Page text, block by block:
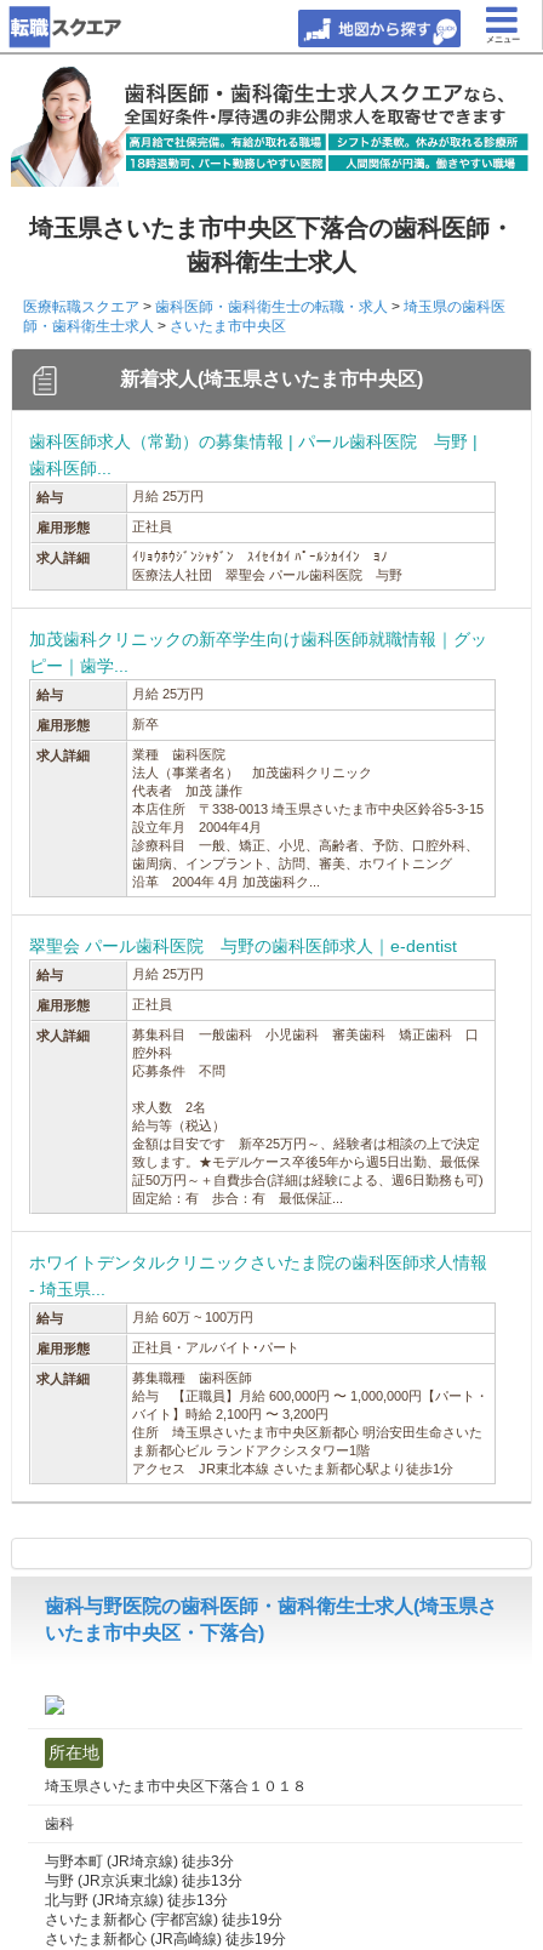
メニュー
埼玉県さいたま市中央区下落合の歯科医師・
歯科衛生士求人
医療転職スクエア > 歯科医師・歯科衛生士の転職・求人 > 埼玉県の歯科医
師・歯科衛生士求人 > さいたま市中央区
新着求人(埼玉県さいたま市中央区)
歯科医師求人（常勤）の募集情報 | パール歯科医院 与野 |
歯科医師...
給与 月給 25万円
雇用形態 正社員
求人詳細
ｲﾘｮｳﾎｳｼﾞﾝｼｬﾀﾞﾝ ｽｲｾｲｶｲ ﾊﾟｰﾙｼｶｲｲﾝ ﾖﾉ
医療法人社団 翠聖会 パール歯科医院 与野
加茂歯科クリニックの新卒学生向け歯科医師就職情報｜グッ
ピー｜歯学...
給与 月給 25万円
雇用形態 新卒
求人詳細
業種 歯科医院
法人（事業者名） 加茂歯科クリニック
代表者 加茂 謙作
本店住所 〒338-0013 埼玉県さいたま市中央区鈴谷5-3-15
設立年月 2004年4月
診療科目 一般、矯正、小児、高齢者、予防、口腔外科、
歯周病、インプラント、訪問、審美、ホワイトニング
沿革 2004年 4月 加茂歯科ク...
翠聖会 パール歯科医院 与野の歯科医師求人｜e-dentist
給与 月給 25万円
雇用形態 正社員
求人詳細
募集科目 一般歯科 小児歯科 審美歯科 矯正歯科 口
腔外科
応募条件 不問
求人数 2名
給与等（税込）
金額は目安です 新卒25万円～、経験者は相談の上で決定
致します。★モデルケース卒後5年から週5日出勤、最低保
証50万円～＋自費歩合(詳細は経験による、週6日勤務も可)
固定給：有 歩合：有 最低保証...
ホワイトデンタルクリニックさいたま院の歯科医師求人情報
- 埼玉県...
給与 月給 60万 ~ 100万円
雇用形態 正社員・アルバイト･パート
求人詳細
募集職種 歯科医師
給与 【正職員】月給 600,000円 〜 1,000,000円【パート・
バイト】時給 2,100円 〜 3,200円
住所 埼玉県さいたま市中央区新都心 明治安田生命さいた
ま新都心ビル ランドアクシスタワー1階
アクセス JR東北本線 さいたま新都心駅より徒歩1分
歯科与野医院の歯科医師・歯科衛生士求人(埼玉県さ
いたま市中央区・下落合)
所在地
埼玉県さいたま市中央区下落合１０１８
歯科
与野本町 (JR埼京線) 徒歩3分
与野 (JR京浜東北線) 徒歩13分
北与野 (JR埼京線) 徒歩13分
さいたま新都心 (宇都宮線) 徒歩19分
さいたま新都心 (JR高崎線) 徒歩19分